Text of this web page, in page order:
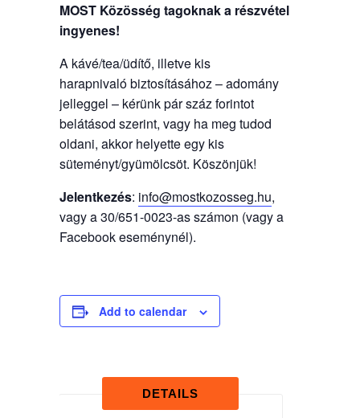
MOST Közösség tagoknak a részvétel
ingyenes!
A kávé/tea/üdítő, illetve kis
harapnivaló biztosításához – adomány
jelleggel – kérünk pár száz forintot
belátásod szerint, vagy ha meg tudod
oldani, akkor helyette egy kis
süteményt/gyümölcsöt. Köszönjük!
Jelentkezés: info@mostkozosseg.hu,
vagy a 30/651-0023-as számon (vagy a
Facebook eseménynél).
Add to calendar
DETAILS